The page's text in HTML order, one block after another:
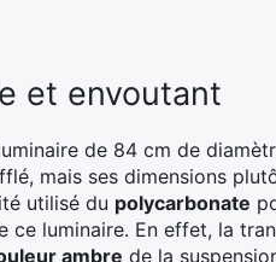
et envoutant
de 84 cm de
mais ses dimensions
utilisé du polycarbonate
ce luminaire. En effet, la
ambre de la